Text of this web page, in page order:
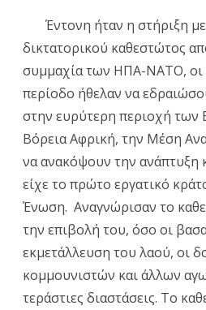
Έντονη ήταν η στήριξη
δικτατορικού καθεστώτος
συμμαχία των ΗΠΑ-ΝΑΤΟ, οι
περίοδο ήθελαν να
στην ευρύτερη περιοχή των
Βόρεια Αφρική, την Μέση
να ανακόψουν την ανάπτυξη
είχε το πρώτο εργατικό
Ένωση. Αναγνώρισαν το
την επιβολή του, όσο οι
εκμετάλλευση του λαού, οι
κομμουνιστών και άλλων
τεράστιες διαστάσεις. Το